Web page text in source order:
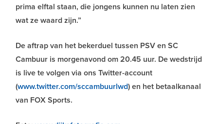
prima elftal staan, die jongens kunnen nu laten zien
wat ze waard zijn.”
De aftrap van het bekerduel tussen PSV en SC
Cambuur is morgenavond om 20.45 uur. De wedstrijd
is live te volgen via ons Twitter-account
(www.twitter.com/sccambuurlwd) en het betaalkanaal
van FOX Sports.